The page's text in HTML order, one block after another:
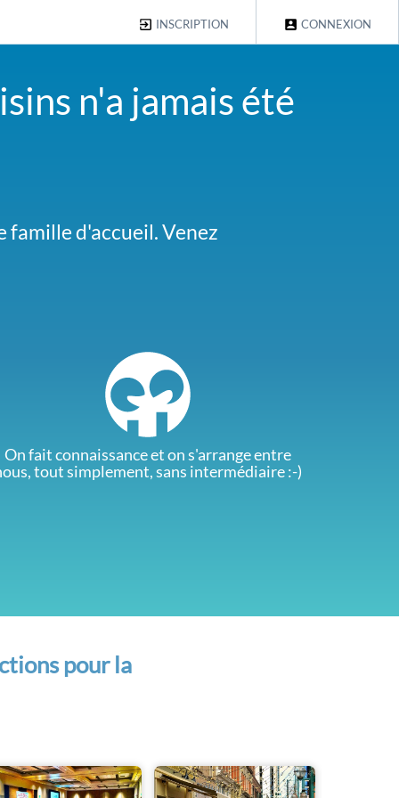
CONNEXION
INSCRIPTION
n'a jamais été
famille d'accueil. Venez
dans le quartier
On fait connaissance et on s'arrange entre
tout simplement, sans intermédiaire :-)
pour la